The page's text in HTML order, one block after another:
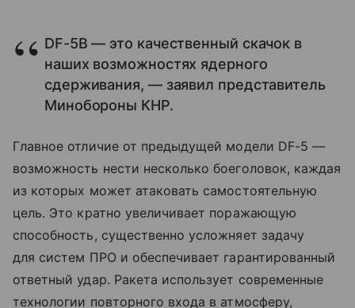
DF-5B — это качественный скачок в
наших возможностях ядерного
сдерживания, — заявил представитель
Минобороны КНР.
Главное отличие от предыдущей модели DF-5 —
возможность нести несколько боеголовок, каждая
из которых может атаковать самостоятельную
цель. Это кратно увеличивает поражающую
способность, существенно усложняет задачу
для систем ПРО и обеспечивает гарантированный
ответный удар. Ракета использует современные
технологии повторного входа в атмосферу,